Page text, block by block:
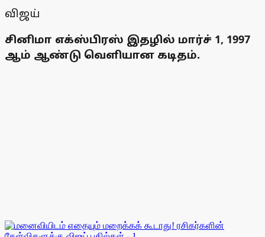
விஜய்
சினிமா எக்ஸ்பிரஸ் இதழில் மார்ச் 1, 1997
ஆம் ஆண்டு வெளியான கடிதம்.